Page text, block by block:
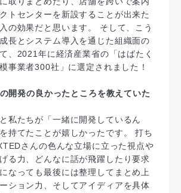
トセンターを新設することが出来た
の効果だと思います。 そして、こう
長とシステム導入を通じた組織面の
、2021年に経済産業省の「はばたく
事業者300社」に選定されました！
開発の良かったところを教えていた
私たちが「一緒に開発しているん
持てたことが嬉しかったです。 打ち
さんの色んな立場に立った視点や
る力、どんなに話が飛躍したり要求
なっても最後には整理してまとめ上
ション力、そしてアイディアを具体